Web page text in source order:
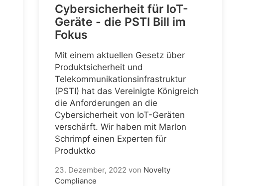
Cybersicherheit für IoT-
Geräte - die PSTI Bill im
Fokus
Mit einem aktuellen Gesetz über
Produktsicherheit und
Telekommunikationsinfrastruktur
(PSTI) hat das Vereinigte Königreich
die Anforderungen an die
Cybersicherheit von IoT-Geräten
verschärft. Wir haben mit Marlon
Schrimpf einen Experten für
Produktko
23. Dezember, 2022 von Novelty
Compliance